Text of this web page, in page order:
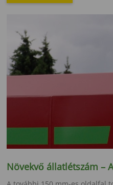
Növekvő állatlétszám –